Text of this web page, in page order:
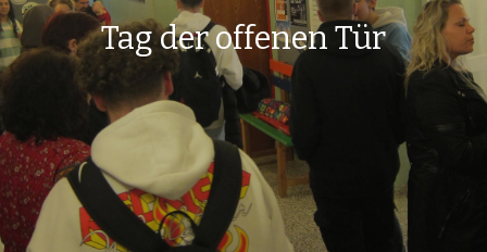
Tag der offenen Tür